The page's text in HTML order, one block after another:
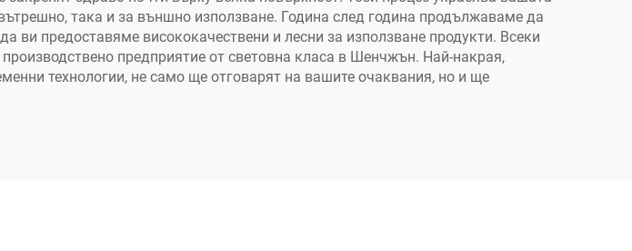
така и за външно използване. Година след година продължаваме да
ви предоставяме висококачествени и лесни за използване продукти. Всеки
предприятие от световна класа в Шенчжън. Най-накрая,
технологии, не само ще отговарят на вашите очаквания, но и ще